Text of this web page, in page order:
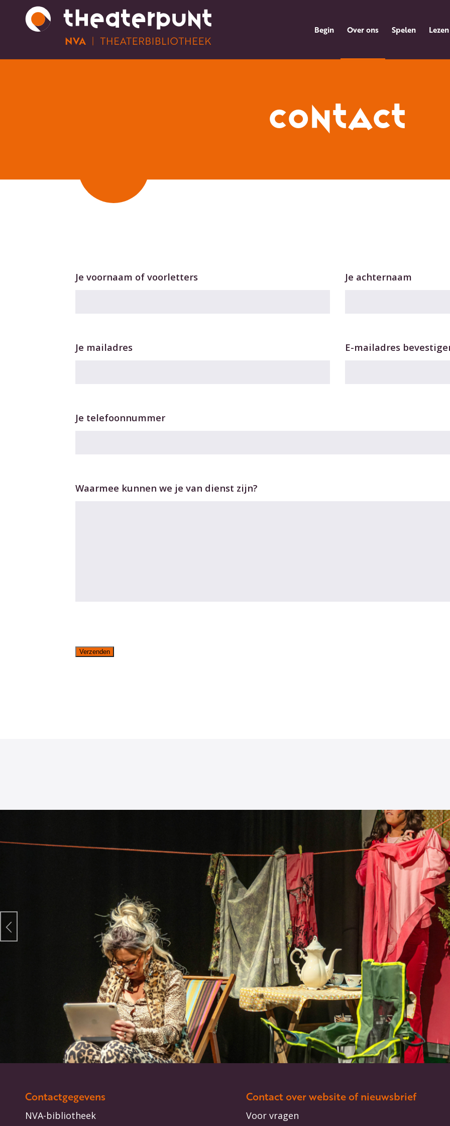
Begin Over ons Spelen Lezen
CONTACT
Je voornaam of voorletters Je achternaam
Je mailadres E-mailadres
Je telefoonnummer
Waarmee kunnen we je van dienst zijn?
Verzenden
Contactgegevens
NVA-bibliotheek
Contact over website of nieuwsbrief
Voor vragen